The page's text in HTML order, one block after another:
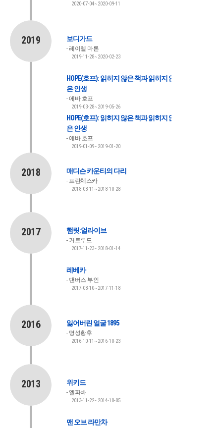
2020-07-04~2020-09-11
2019 보디가드
레이첼 마론
2019-11-28~2020-02-23
HOPE(호프): 읽히지 않은 책과 읽히지 않
은 인생
에바 호프
2019-03-28~2019-05-26
HOPE(호프): 읽히지 않은 책과 읽히지 않
은 인생
에바 호프
2019-01-09~2019-01-20
2018 매디슨 카운티의 다리
프란체스카
2018-08-11~2018-10-28
2017 햄릿:얼라이브
거트루드
2017-11-23~2018-01-14
레베카
댄버스 부인
2017-08-10~2017-11-18
2016 잃어버린 얼굴 1895
명성황후
2016-10-11~2016-10-23
2013 위키드
엘파바
2013-11-22~2014-10-05
맨 오브 라만차